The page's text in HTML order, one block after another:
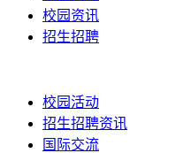
校园资讯
招生招聘
校园活动
招生招聘资讯
国际交流